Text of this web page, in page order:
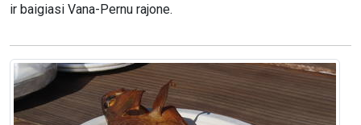
ir baigiasi Vana-Pernu rajone.